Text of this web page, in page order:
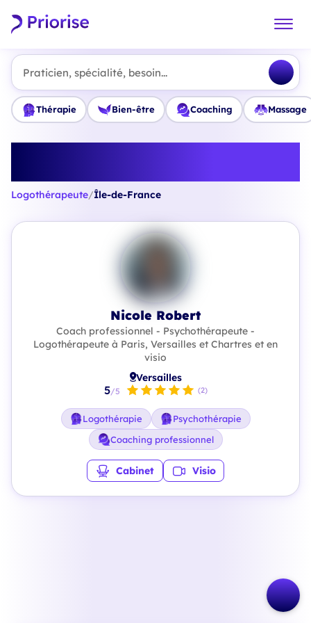
Praticien, spécialité, besoin...
Thérapie Bien-être Coaching Massage
Logothérapeute/Île-de-France
Nicole Robert
Coach professionnel - Psychothérapeute -
Logothérapeute à Paris, Versailles et Chartres et en
visio
Versailles
5/5 (2)
Logothérapie
Psychothérapie
Coaching professionnel
Cabinet Visio